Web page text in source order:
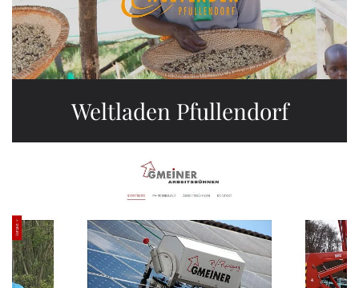
Weltladen Pfullendorf